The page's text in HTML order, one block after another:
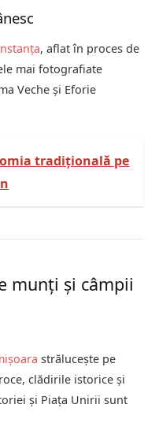
, aflat în proces de
mai fotografiate
Veche și Eforie
tradițională pe
munți și câmpii
strălucește pe
clădirile istorice și
și Piața Unirii sunt